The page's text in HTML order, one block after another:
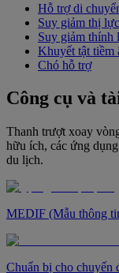
Hỗ trợ di
Suy giảm thị lực
Suy giảm thính
Khuyết tật tiềm
Chó hỗ trợ
Công cụ và
Thanh trượt xoay
hữu ích, các ứng
du lịch.
MEDIF (Mẫu thông
Chuẩn bị cho chuyến